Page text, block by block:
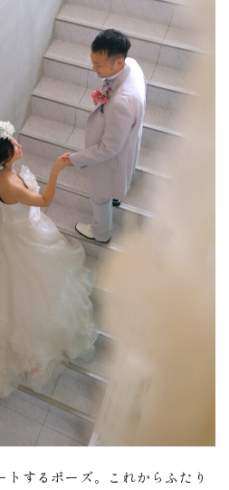
するポーズ。これからふたり